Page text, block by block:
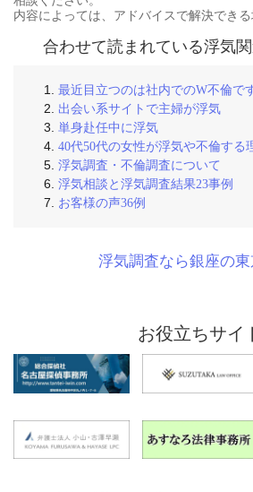
内容によっては、アドバイスで解決できる
合わせて読まれている浮気
最近目立つのは社内でのW不倫で
出会い系サイトで主婦が浮気
単身赴任中に浮気
40代50代の女性が浮気や不倫する
浮気調査・不倫調査について
浮気相談と浮気調査結果23事例
お客様の声36例
浮気調査なら銀座の
お役立ちサイ